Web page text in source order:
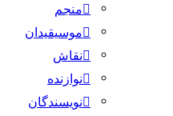
منجم
موسیقیدان
نقاش
نوازنده
نویسندگان